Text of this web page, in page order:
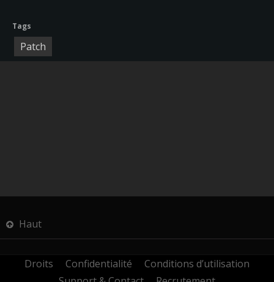
Tags
Patch
Haut
Droits Confidentialité
Conditions d’utilisation